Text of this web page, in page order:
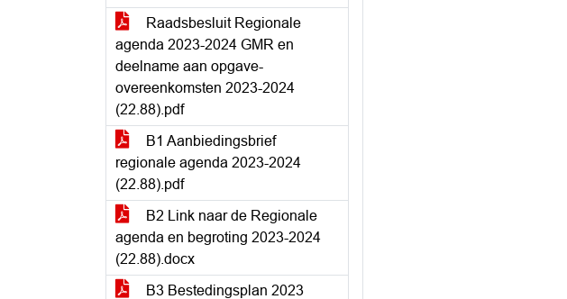
Raadsbesluit Regionale
agenda 2023-2024 GMR en
deelname aan opgave-
overeenkomsten 2023-2024
(22.88).pdf
B1 Aanbiedingsbrief
regionale agenda 2023-2024
(22.88).pdf
B2 Link naar de Regionale
agenda en begroting 2023-2024
(22.88).docx
B3 Bestedingsplan 2023